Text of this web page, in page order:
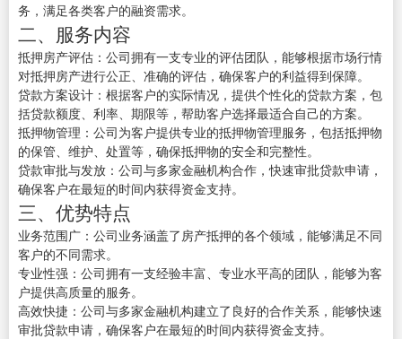
务，满足各类客户的融资需求。
二、服务内容
抵押房产评估：公司拥有一支专业的评估团队，能够根据市场行情
对抵押房产进行公正、准确的评估，确保客户的利益得到保障。
贷款方案设计：根据客户的实际情况，提供个性化的贷款方案，包
括贷款额度、利率、期限等，帮助客户选择最适合自己的方案。
抵押物管理：公司为客户提供专业的抵押物管理服务，包括抵押物
的保管、维护、处置等，确保抵押物的安全和完整性。
贷款审批与发放：公司与多家金融机构合作，快速审批贷款申请，
确保客户在最短的时间内获得资金支持。
三、优势特点
业务范围广：公司业务涵盖了房产抵押的各个领域，能够满足不同
客户的不同需求。
专业性强：公司拥有一支经验丰富、专业水平高的团队，能够为客
户提供高质量的服务。
高效快捷：公司与多家金融机构建立了良好的合作关系，能够快速
审批贷款申请，确保客户在最短的时间内获得资金支持。